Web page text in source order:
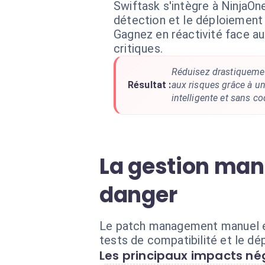
Swiftask s'intègre à
détection et le
Gagnez en réactivité face
critiques.
Résultat :
Réduisez
aux risques grâce à
intelligente et sans
La gestion
danger
Le patch management
tests de compatibilité et le
Les principaux impacts